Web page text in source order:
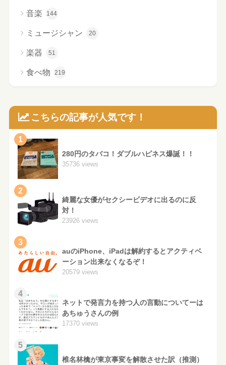
音楽 144
ミュージシャン 20
楽器 51
食べ物 219
こちらの記事が人気です！
1
280円のタバコ！ダブルハピネス爆誕！！
35736 views
2
綺麗な女優がセクシービデオに出るのに反
対！
23926 views
3
auのiPhone、iPadは解約するとアクティベ
ーション出来なくなるぞ！
20579 views
4
ネットで発言力を持つ人の言動についてーは
あちゅうさんの例
17370 views
5
椎名林檎が東京事変を解散させた訳（推測）